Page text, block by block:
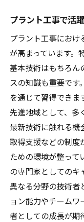
福岡県で
プラント
は
転職市場
福岡県の
法
派遣から
福岡県の産業
的な環境
福岡県の
地域経済
福岡県で
地域密着
プラント工事で活
プラント工事にお
が高まっています。
基本技術はもちろん
スの知識も重要です
を通じて習得できま
先進地域として、多
最新技術に触れる機
取得支援などの制度
ための環境が整って
の専門家としてのキ
異なる分野の技術者
ョン能力やチーム
者としての成長が期